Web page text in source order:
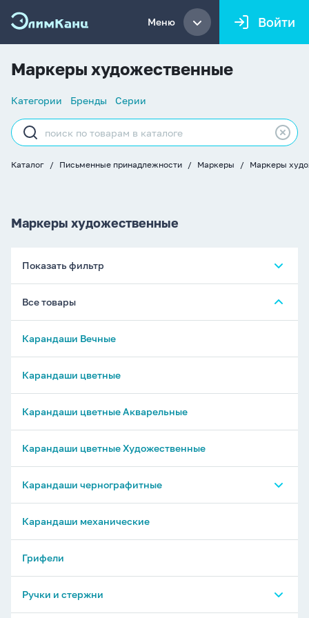
Меню Войти
Маркеры художественные
Список
Категории Бренды Серии
Строка
поиска
Каталог Письменные принадлежности Маркеры Маркеры
Маркеры художественные
Показать фильтр
Все товары
Карандаши Вечные
Карандаши цветные
Карандаши цветные Акварельные
Карандаши цветные Художественные
Карандаши чернографитные
Карандаши ч/г ErichKrause
Карандаши ч/г Deli
Карандаши ч/г Maped
Карандаши механические
Грифели
Ручки и стержни